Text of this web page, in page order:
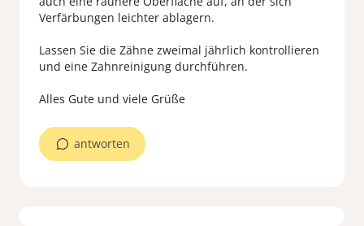
Verfärbungen leichter ablagern.
Lassen Sie die Zähne zweimal jährlich kontrollieren
und eine Zahnreinigung durchführen.
Alles Gute und viele Grüße
antworten